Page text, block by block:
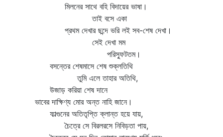
মিলনের সাথে বহি বিদায়ের ভাষা।
তাই বসে একা
প্রথম দেখার ছন্দে ভরি লই সব-শেষ দেখা।
সেই দেখা মম
পরিস্ফুটতম।
বসন্তের শেষমাসে শেষ শুক্লতিথি
তুমি এলে তাহার অতিথি,
উজাড় করিয়া শেষ দানে
ভাবের দাক্ষিণ্য মোর অন্ত নাহি জানে।
ফাল্গুনের অতিতৃপ্তি ক্লান্ত হয়ে যায়,
চৈত্রে সে বিরলরসে নিবিড়তা পায়,